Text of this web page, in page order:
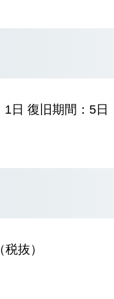
1日 復旧期間：5日
抜）